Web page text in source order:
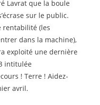
Lavrat que la boule
sur le public.
rentabilité (les
dans la machine),
exploité une dernière
intitulée
! Terre ! Aidez-
avril.